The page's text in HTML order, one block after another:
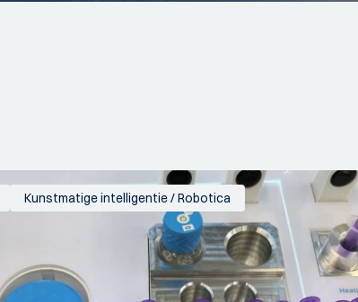
Kunstmatige intelligentie / Robotica